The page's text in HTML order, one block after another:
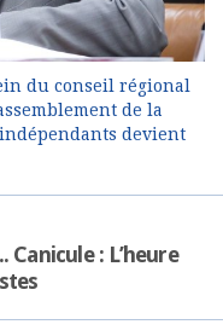
du conseil régional
de la
devient
: L’heure